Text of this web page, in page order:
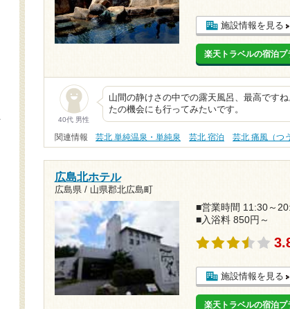
施設情報を見る
楽天トラベルの宿泊プ
40代 男性
山間の静けさの中での露天風呂、最高です
たの機会にも行ってみたいです。
関連情報 芸北 単純温泉・単純泉 芸北 宿泊 芸北 痛風（つ
広島北ホテル
広島県 / 山県郡北広島町
■営業時間 11:30～
■入浴料 850円～
施設情報を見る
楽天トラベルの宿泊プ